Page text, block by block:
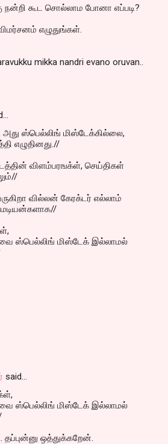
நன்றி கூட சொல்லாம போனா எப்படி?
எழுதுங்கள்.
mikka nandri evano oruvan..
ஸ்பெல்லிங் மிஸ்டேக்கில்லை,
எழுதினது.//
விளம்பரஙக்ள், செய்திகள்
வில்லன் கேரக்டர் எல்லாம்
ஸ்பெல்லிங் மிஸ்டேக் இல்லாமல்
said…
ஸ்பெல்லிங் மிஸ்டேக் இல்லாமல்
தப்புன்னு ஒத்துக்கறேன்.